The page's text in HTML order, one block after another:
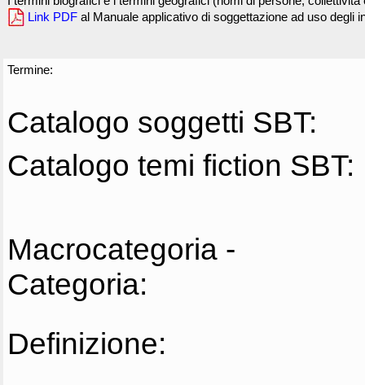
Link PDF al Manuale applicativo di soggettazione ad uso degli
Termine:
Catalogo soggetti SBT:
Catalogo temi fiction SBT:
Macrocategoria -
Categoria:
Definizione: